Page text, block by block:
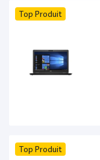
Top Produit
Top Produit